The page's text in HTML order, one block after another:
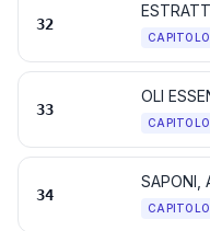
32
CAPITOLO
33
CAPITOLO
34
CAPITOLO